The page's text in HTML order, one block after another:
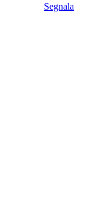
Segnala